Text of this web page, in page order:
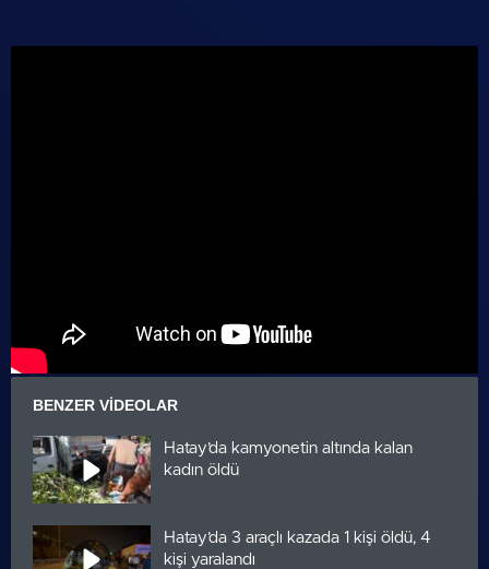
BENZER VIDEOLAR
Hatay’da kamyonetin altında kalan
kadın öldü
Hatay’da 3 araçlı kazada 1 kişi öldü, 4
kişi yaralandı